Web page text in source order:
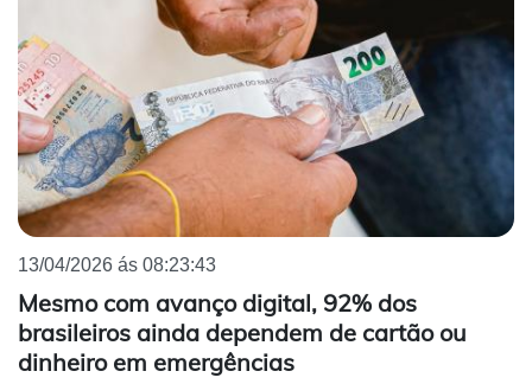
13/04/2026 ás 08:23:43
Mesmo com avanço digital, 92% dos
brasileiros ainda dependem de cartão ou
dinheiro em emergências